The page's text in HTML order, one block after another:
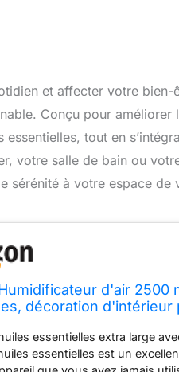
et affecter votre bien-
Conçu pour améliorer
tout en
votre salle de bain ou
sérénité à votre espace de
d'air 2500
décoration d'intérieur
essentielles extra large
essentielles est un